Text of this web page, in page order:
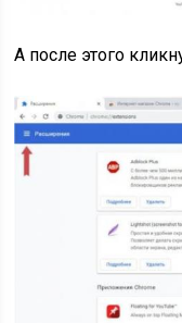
А после этого